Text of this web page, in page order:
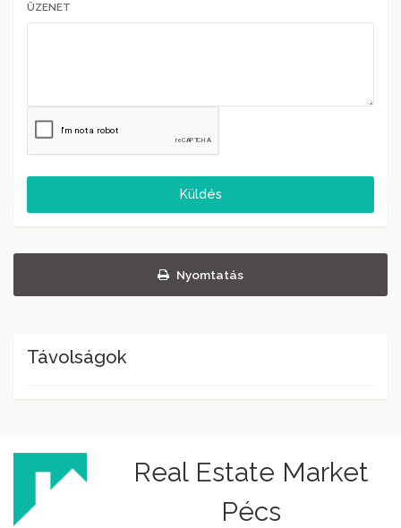
ÜZENET
Küldés
Nyomtatás
Távolságok
Real Estate Market
Pécs